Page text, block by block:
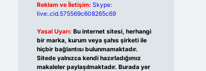
Reklam ve İletişim: Skype:
live:.cid.575569c608265c69
Yasal Uyarı: Bu internet sitesi, herhangi
bir marka, kurum veya şahıs şirketi ile
hiçbir bağlantısı bulunmamaktadır.
Sitede yalnızca kendi hazırladığımız
makaleler paylaşılmaktadır. Burada yer